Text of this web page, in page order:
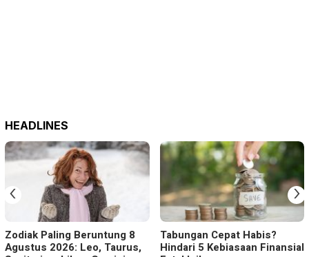
HEADLINES
Zodiak Paling Beruntung 8
Agustus 2026: Leo, Taurus,
Tabungan Cepat Habis?
Hindari 5 Kebiasaan Finansial
‹ ›